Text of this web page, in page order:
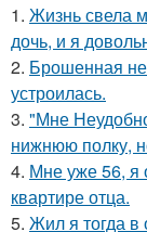
1. Жизнь свела
дочь, и я
2. Брошенная
устроилась.
3. "Мне
нижнюю полку,
4. Мне уже 56, я
квартире отца.
5. Жил я тогда в